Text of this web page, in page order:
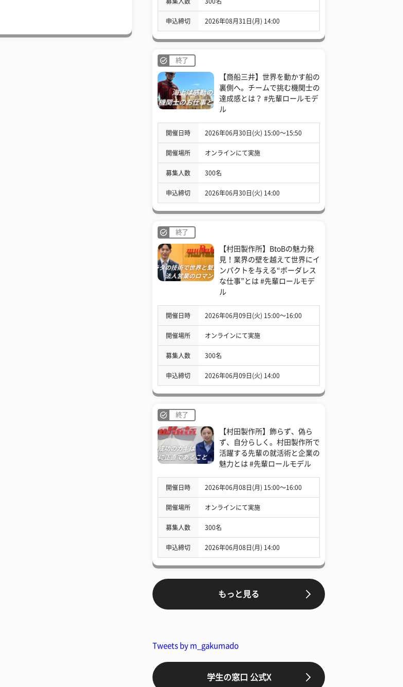
申込締切 2026年08月31日(月) 14:00
終了
【商船三井】世界を動かす船の
裏側へ。チームで挑む機関士の
達成感とは？ #先輩ロールモデ
ル
開催日時 2026年06月30日(火) 15:00〜15:50
開催場所 オンラインにて実施
募集人数 300名
申込締切 2026年06月30日(火) 14:00
終了
【村田製作所】BtoBの魅力発
見！業界の壁を越えて世界にイ
ンパクトを与える“ボーダレス
な仕事”とは #先輩ロールモデ
ル
開催日時 2026年06月09日(火) 15:00〜16:00
開催場所 オンラインにて実施
募集人数 300名
申込締切 2026年06月09日(火) 14:00
終了
【村田製作所】飾らず、偽ら
ず、自分らしく。村田製作所で
活躍する先輩の就活術と企業の
魅力とは #先輩ロールモデル
開催日時 2026年06月08日(月) 15:00〜16:00
開催場所 オンラインにて実施
募集人数 300名
申込締切 2026年06月08日(月) 14:00
もっと見る
Tweets by m_gakumado
学生の窓口 公式X